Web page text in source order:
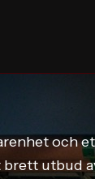
och
utbud